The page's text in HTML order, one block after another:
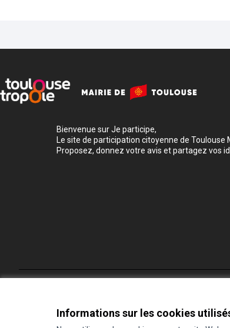
Informations sur les cookies
Bienvenue sur Je participe,
Le site de participation citoyenne de Toulouse
Proposez, donnez votre avis et partagez vos